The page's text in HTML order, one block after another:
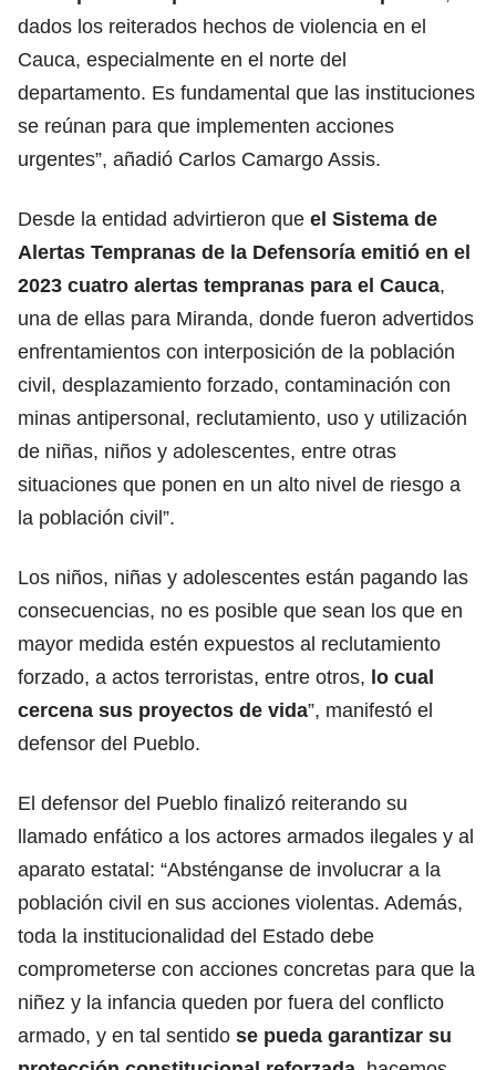
dados los reiterados hechos de violencia en el
Cauca, especialmente en el norte del
departamento. Es fundamental que las instituciones
se reúnan para que implementen acciones
urgentes”, añadió Carlos Camargo Assis.
Desde la entidad advirtieron que el Sistema de
Alertas Tempranas de la Defensoría emitió en el
2023 cuatro alertas tempranas para el Cauca,
una de ellas para Miranda, donde fueron advertidos
enfrentamientos con interposición de la población
civil, desplazamiento forzado, contaminación con
minas antipersonal, reclutamiento, uso y utilización
de niñas, niños y adolescentes, entre otras
situaciones que ponen en un alto nivel de riesgo a
la población civil”.
Los niños, niñas y adolescentes están pagando las
consecuencias, no es posible que sean los que en
mayor medida estén expuestos al reclutamiento
forzado, a actos terroristas, entre otros, lo cual
cercena sus proyectos de vida”, manifestó el
defensor del Pueblo.
El defensor del Pueblo finalizó reiterando su
llamado enfático a los actores armados ilegales y al
aparato estatal: “Absténganse de involucrar a la
población civil en sus acciones violentas. Además,
toda la institucionalidad del Estado debe
comprometerse con acciones concretas para que la
niñez y la infancia queden por fuera del conflicto
armado, y en tal sentido se pueda garantizar su